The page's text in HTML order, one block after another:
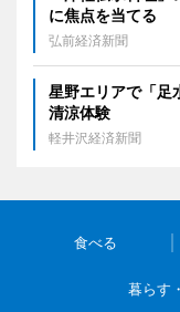
に焦点を当てる
弘前経済新聞
星野エリアで「
清涼体験
軽井沢経済新聞
食べる
暮らす